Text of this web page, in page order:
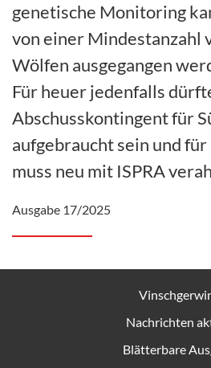
genetische Monitoring
von einer Mindestanzahl
Wölfen ausgegangen
Für heuer jedenfalls
Abschusskontingent für
aufgebraucht sein und
muss neu mit ISPRA
Ausgabe 17/2025
Nachrichten
Blätterbare